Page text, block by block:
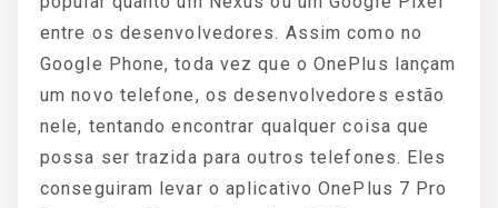
entre os desenvolvedores. Assim como no
Google Phone, toda vez que o OnePlus lançam
um novo telefone, os desenvolvedores estão
nele, tentando encontrar qualquer coisa que
possa ser trazida para outros telefones. Eles
conseguiram levar o aplicativo OnePlus 7 Pro